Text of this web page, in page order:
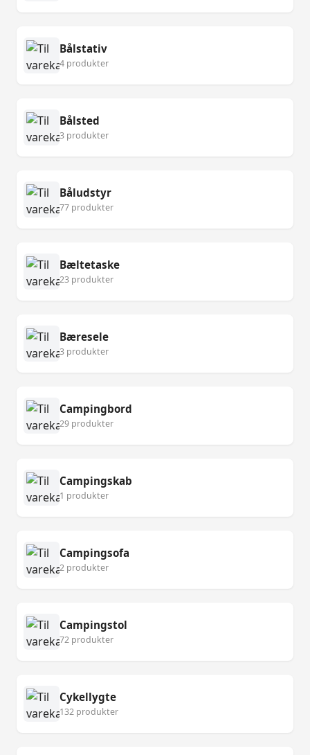
Bålstativ
4 produkter
Bålsted
3 produkter
Båludstyr
77 produkter
Bæltetaske
23 produkter
Bæresele
3 produkter
Campingbord
29 produkter
Campingskab
1 produkter
Campingsofa
2 produkter
Campingstol
72 produkter
Cykellygte
132 produkter